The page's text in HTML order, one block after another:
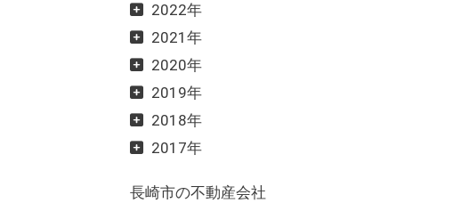
2022年
2021年
2020年
2019年
2018年
2017年
長崎市の不動産会社